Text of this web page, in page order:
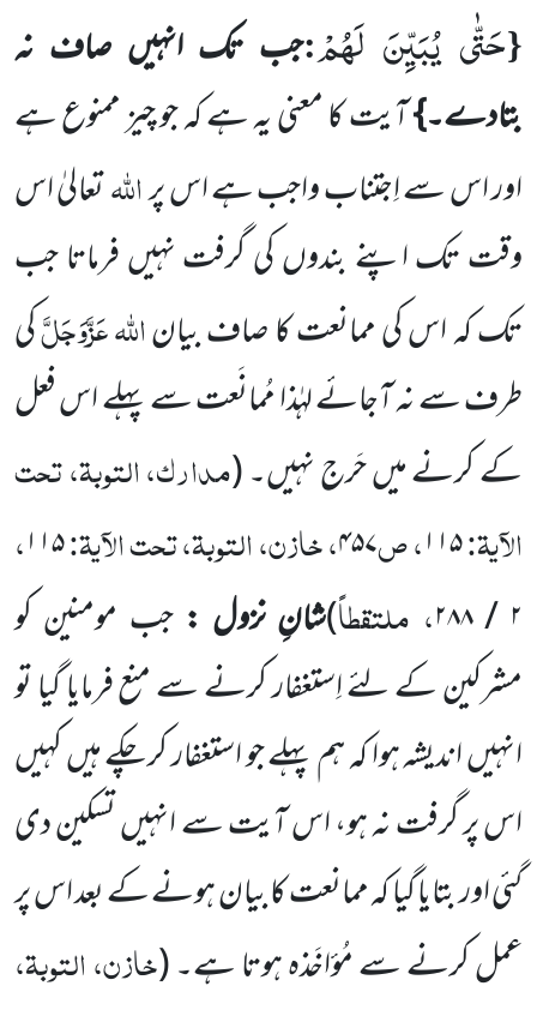
{حَتّٰى یُبَیِّنَ لَهُمْ:جب تک انہیں صاف نہ
بتادے۔}آیت کا معنی یہ ہے کہ جو چیز ممنوع ہے
اور اس سے اِجتنابواجبہے اس پراللہتعالیٰ اس
وقت تک اپنے بندوں کی گرفت نہیں فرماتا جب
تک کہ اس کی ممانعت کا صاف بیاناللہ عَزَّوَجَلَّکی
طرف سے نہ آجائے لہٰذا مُمانَعت سے پہلے اس فعل
کے کرنے میں حَرج نہیں۔(مدارک، التوبۃ، تحت
الآیۃ:۱۱۵، ص۴۵۷، خازن، التوبۃ، تحت الآیۃ:۱۱۵،
۲ /۲۸۸، ملتقطاً)شانِ نزول : جب مومنین کو
مشرکین کے لئے اِستغفار کرنے سے منع فرمایا گیا تو
انہیں اندیشہ ہوا کہ ہم پہلے جو استغفار کرچکے ہیں کہیں
اسپر گرفت نہ ہو، اس آیت سے انہیں تسکین دی
گئی اور بتایا گیا کہ ممانعت کا بیان ہونے کے بعد اس پر
عمل کرنے سے مُؤاخَذہہوتا ہے۔(خازن، التوبۃ،